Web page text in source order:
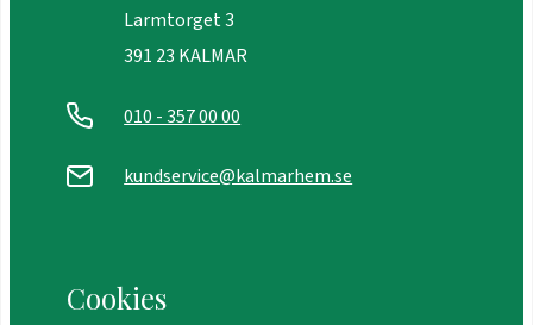
Larmtorget 3
391 23 KALMAR
010 - 357 00 00
kundservice@kalmarhem.se
Cookies